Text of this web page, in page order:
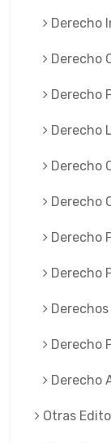
Derecho
Derecho
Derecho
Derecho
Derecho
Derecho
Derecho
Derecho
Derecho
Derecho
Otras